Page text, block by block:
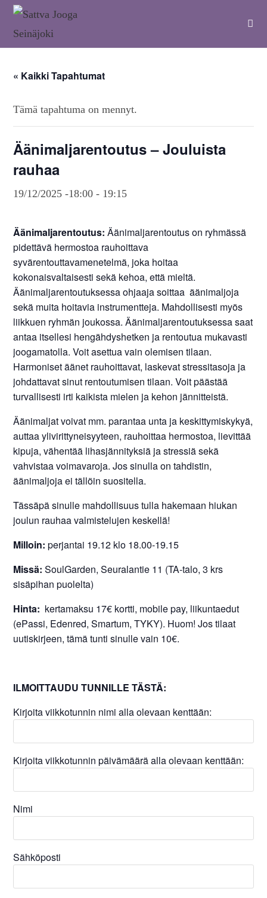
« Kaikki Tapahtumat
Tämä tapahtuma on mennyt.
Äänimaljarentoutus – Jouluista
rauhaa
19/12/2025 -18:00 - 19:15
Äänimaljarentoutus:Äänimaljarentoutus on ryhmässä
pidettävä hermostoa rauhoittava
syvärentouttavamenetelmä, joka hoitaa
kokonaisvaltaisesti sekä kehoa, että mieltä.
Äänimaljarentoutuksessa ohjaaja soittaa äänimaljoja
sekä muita hoitavia instrumentteja. Mahdollisesti myös
liikkuen ryhmän joukossa. Äänimaljarentoutuksessa saat
antaa itsellesi hengähdyshetken ja rentoutua mukavasti
joogamatolla. Voit asettua vain olemisen tilaan.
Harmoniset äänet rauhoittavat, laskevat stressitasoja ja
johdattavat sinut rentoutumisen tilaan. Voit päästää
turvallisesti irti kaikista mielen ja kehon jännitteistä.
Äänimaljat voivat mm. parantaa unta ja keskittymiskykyä,
auttaa ylivirittyneisyyteen, rauhoittaa hermostoa, lievittää
kipuja, vähentää lihasjännityksiä ja stressiä sekä
vahvistaa voimavaroja. Jos sinulla on tahdistin,
äänimaljoja ei tällöin suositella.
Tässäpä sinulle mahdollisuus tulla hakemaan hiukan
joulun rauhaa valmistelujen keskellä!
Milloin:perjantai 19.12 klo 18.00-19.15
Missä:SoulGarden, Seuralantie 11 (TA-talo, 3 krs
sisäpihan puolelta)
Hinta: kertamaksu 17€ kortti, mobile pay, liikuntaedut
(ePassi, Edenred, Smartum, TYKY). Huom! Jos tilaat
uutiskirjeen, tämä tunti sinulle vain 10€.
ILMOITTAUDU TUNNILLE TÄSTÄ:
Kirjoita viikkotunnin nimi alla olevaan kenttään:
Kirjoita viikkotunnin päivämäärä alla olevaan kenttään:
Nimi
Sähköposti